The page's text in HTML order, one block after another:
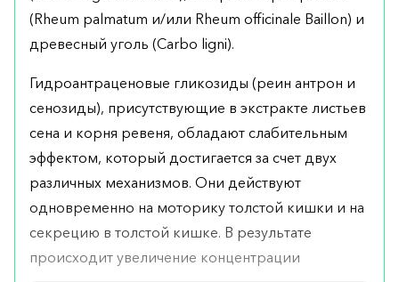
(Rheum palmatum и/или Rheum officinale Baillon) и
древесный уголь (Carbo ligni).
Гидроантраценовые гликозиды (реин антрон и
сенозиды), присутствующие в экстракте листьев
сена и корня ревеня, обладают слабительным
эффектом, который достигается за счет двух
различных механизмов. Они действуют
одновременно на моторику толстой кишки и на
секрецию в толстой кишке. В результате
происходит увеличение концентрации